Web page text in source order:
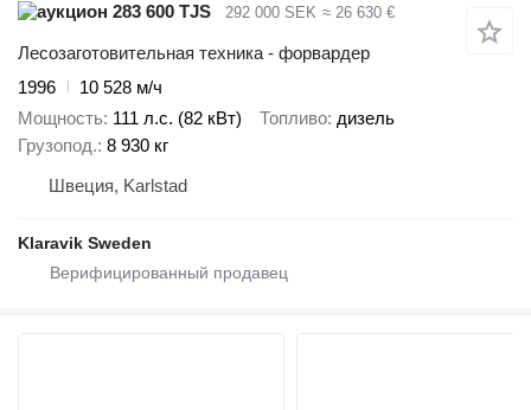
283 600 TJS
292 000 SEK ≈ 26 630 €
Лесозаготовительная техника - форвардер
1996
10 528 м/ч
Мощность 111 л.с. (82 кВт) Топливо дизель
Грузопод. 8 930 кг
Швеция, Karlstad
Klaravik Sweden